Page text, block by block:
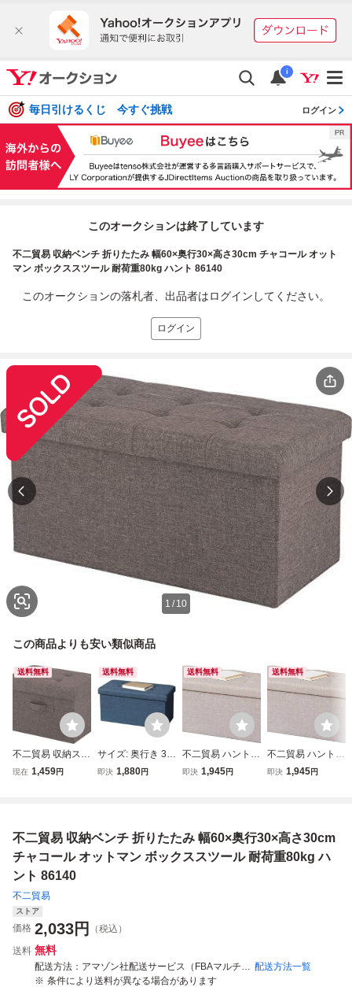
i
毎日引けるくじ 今すぐ挑戦 ログイン
このオークションは終了しています
不二貿易 収納ベンチ 折りたたみ 幅60×奥行30×高さ30cm チャコール オット
マン ボックススツール 耐荷重80kg ハント 86140
このオークションの落札者、出品者はログインしてください。
ログイン
1 / 10
この商品よりも安い類似商品
送料無料
不二貿易 収納スツ
ール 折りたたみ
6143
現在 1,459円
送料無料
サイズ: 奥行き 30
cm × 幅 60cm x 高
行30×高さ30cm
ネイビー オ
即決 1,880円
送料無料
不二貿易 ハント
収納ベンチ 折りた
クス| オットマ
即決 1,945円
送料無料
不二貿易 ハント
収納ベンチ 折りた
クス| オットマ
即決 1,945円
不二貿易 収納ベンチ 折りたたみ 幅60×奥行30×高さ30cm
チャコール オットマン ボックススツール 耐荷重80kg ハ
ント 86140
不二貿易
ストア
価格 2,033円
（税込）
送料 無料
配送方法 アマゾン社配送サービス（FBAマルチチャネルサービス）、ヤマト運輸、日本郵便等 配送方法一覧
条件により送料が異なる場合があります